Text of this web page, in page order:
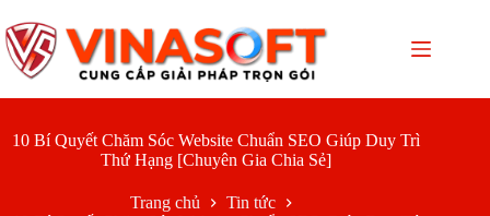
đến
phần
nội
10 Bí Quyết Chăm Sóc Website Chuẩn SEO Giúp Duy Trì
Thứ Hạng [Chuyên Gia Chia Sẻ]
Trang chủ
Tin tức